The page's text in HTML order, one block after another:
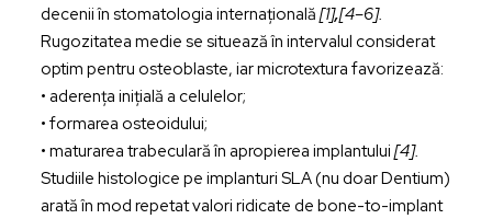
decenii în stomatologia internațională[1],[4–6].
Rugozitatea medie se situează în intervalul considerat
optim pentru osteoblaste, iar microtextura favorizează:
• aderența inițială a celulelor;
• formarea osteoidului;
• maturarea trabeculară în apropierea implantului[4].
Studiile histologice pe implanturi SLA (nu doar Dentium)
arată în mod repetat valori ridicate de bone-to-implant